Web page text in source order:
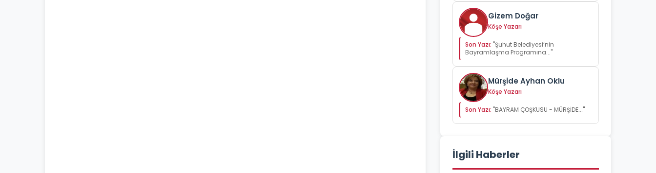
Gizem Doğar
Köşe Yazarı
Son Yazı: "Şuhut Belediyesi’nin
Bayramlaşma Programına..."
Mürşide Ayhan Oklu
Köşe Yazarı
Son Yazı: "BAYRAM ÇOŞKUSU - MÜRŞİDE..."
İlgili Haberler